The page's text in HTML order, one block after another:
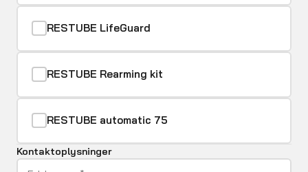
RESTUBE LifeGuard
RESTUBE Rearming kit
RESTUBE automatic 75
Kontaktoplysninger